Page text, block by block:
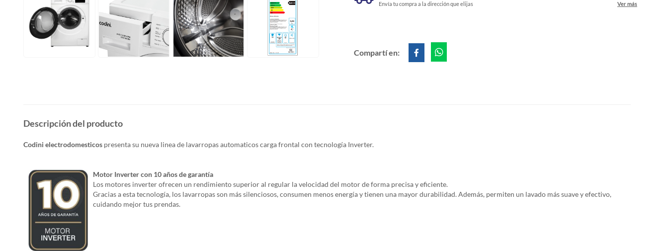
Envía tu compra a la dirección que elijas Ver más
Compartí en:
Descripción del producto
Codini electrodomesticos presenta su nueva linea de lavarropas automaticos carga frontal con tecnología Inverter.
Motor Inverter con 10 años de garantía
Los motores inverter ofrecen un rendimiento superior al regular la velocidad del motor de forma precisa y eficiente.
Gracias a esta tecnología, los lavarropas son más silenciosos, consumen menos energía y tienen una mayor durabilidad. Además, permiten un lavado más suave y efectivo,
cuidando mejor tus prendas.